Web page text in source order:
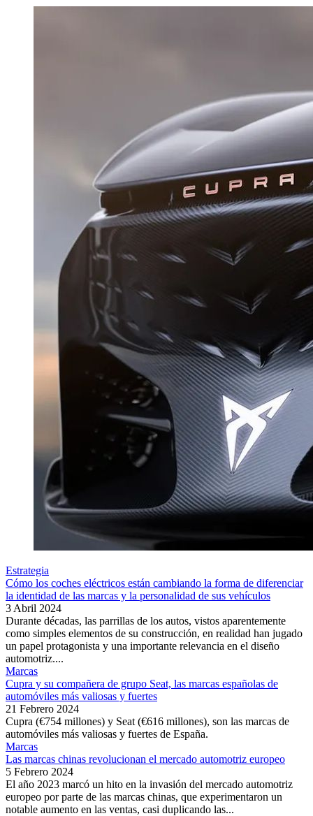
Estrategia
Cómo los coches eléctricos están cambiando la forma de diferenciar
la identidad de las marcas y la personalidad de sus vehículos
3 Abril 2024
Durante décadas, las parrillas de los autos, vistos aparentemente
como simples elementos de su construcción, en realidad han jugado
un papel protagonista y una importante relevancia en el diseño
automotriz....
Marcas
Cupra y su compañera de grupo Seat, las marcas españolas de
automóviles más valiosas y fuertes
21 Febrero 2024
Cupra (€754 millones) y Seat (€616 millones), son las marcas de
automóviles más valiosas y fuertes de España.
Marcas
Las marcas chinas revolucionan el mercado automotriz europeo
5 Febrero 2024
El año 2023 marcó un hito en la invasión del mercado automotriz
europeo por parte de las marcas chinas, que experimentaron un
notable aumento en las ventas, casi duplicando las...